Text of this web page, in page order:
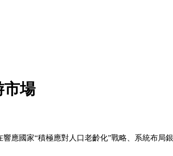
市場
應國家“積極應對人口老齡化”戰略、系統布局